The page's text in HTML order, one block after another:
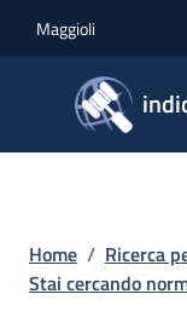
Maggioli
Briciole
Home / Ricerca
Stai cercando